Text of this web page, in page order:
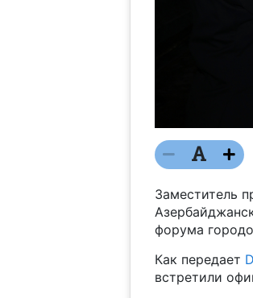
Заместитель
форума
Как передает
встретили